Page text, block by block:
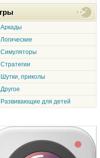
Аркады
Логические
Симуляторы
Стратегии
Шутки, приколы
Другое
Развивающие для детей